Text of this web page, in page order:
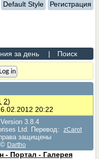
Default Style Регистрация
за день | Поиск
2)
20:22
3.8.4
Ltd. Перевод:
zCarot
защищены
© Dartho
- Портал - Галерея